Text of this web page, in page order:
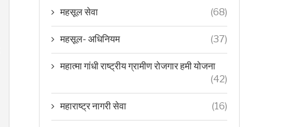
महसूल सेवा (68)
महसूल- अधिनियम (37)
महात्मा गांधी राष्ट्रीय ग्रामीण रोजगार हमी योजना
(42)
महाराष्ट्र नागरी सेवा (16)